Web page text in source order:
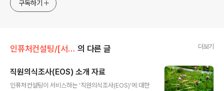
구독하기
인퓨처컨설팅/[서비스] my services 의 다른 글 더보기
직원의식조사(EOS) 소개 자료
인퓨처컨설팅이 서비스하는 '직원의식조사(EOS)'에 대한